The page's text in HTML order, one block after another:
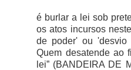
é burlar a lei sob
os atos incursos
de poder' ou
Quem desatende ao
lei” (BANDEIRA DE